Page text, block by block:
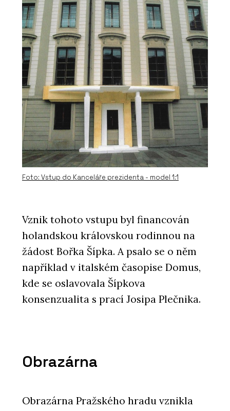
Rekonstrukce - Xella
O FIRMĚ
Xella CZ
Tvárnice Silka namísto železobetonu
na druhém bytovém domě Rezidence
Triangl v Brně
Foto: Vstup do Kanceláře prezidenta - model 1:1
Vznik tohoto vstupu byl financován
holandskou královskou rodinnou na
žádost Bořka Šípka. A psalo se o něm
například v italském časopise Domus,
kde se oslavovala Šípkova
konsenzualita s prací Josipa Plečnika.
Obrazárna
Obrazárna Pražského hradu vznikla